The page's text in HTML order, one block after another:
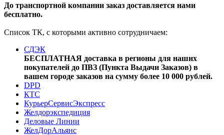
До транспортной компании заказ доставляется нами
бесплатно.
Список ТК, с которыми активно сотрудничаем:
СДЭК
БЕСПЛАТНАЯ доставка в регионы для наших
покупателей до ПВЗ (Пункта Выдачи Заказов) в
вашем городе заказов на сумму более 10 000 рублей.
DPD
КТС
КурьерСервисЭкспресс
Желдорэкспедиция
Деловые Линии
ЖелДорАльянс